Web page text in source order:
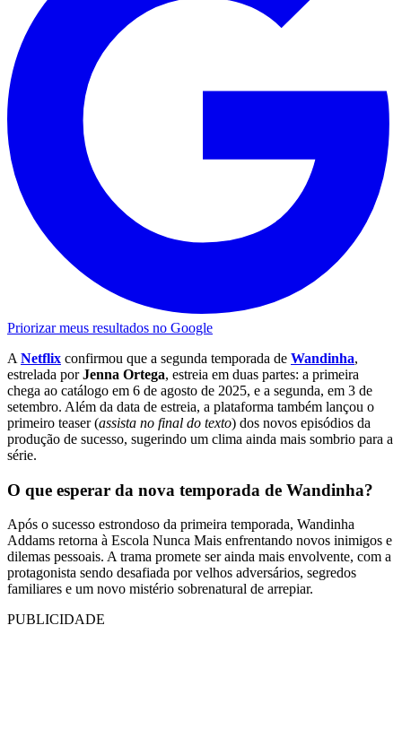
Priorizar meus resultados no Google
A Netflix confirmou que a segunda temporada de Wandinha,
estrelada porJenna Ortega, estreia em duas partes: a primeira
chega ao catálogo em 6 de agosto de 2025, e a segunda, em 3 de
setembro. Além da data de estreia, a plataforma também lançou o
primeiro teaser (assista no final do texto) dos novos episódios da
produção de sucesso, sugerindo um clima ainda mais sombrio para a
série.
O que esperar da nova temporada de Wandinha?
Após o sucesso estrondoso da primeira temporada, Wandinha
Addams retorna à Escola Nunca Mais enfrentando novos inimigos e
dilemas pessoais. A trama promete ser ainda mais envolvente, com a
protagonista sendo desafiada por velhos adversários, segredos
familiares e um novo mistério sobrenatural de arrepiar.
PUBLICIDADE